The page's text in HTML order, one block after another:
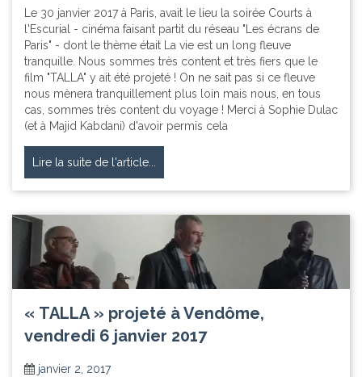
Le 30 janvier 2017 à Paris, avait le lieu la soirée Courts à
l'Escurial - cinéma faisant partit du réseau "Les écrans de
Paris" - dont le thème était La vie est un long fleuve
tranquille. Nous sommes très content et très fiers que le
film "TALLA" y ait été projeté ! On ne sait pas si ce fleuve
nous mènera tranquillement plus loin mais nous, en tous
cas, sommes très content du voyage ! Merci à Sophie Dulac
(et à Majid Kabdani) d'avoir permis cela
Lire la suite de l'article...
« TALLA » projeté à Vendôme,
vendredi 6 janvier 2017
janvier 2, 2017